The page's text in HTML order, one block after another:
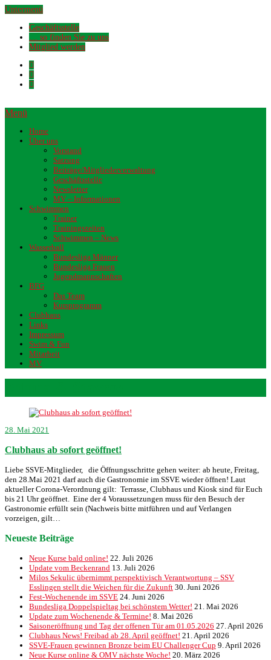
Untermenü
Geschäftsstelle
… so finden Sie zu uns
Mitglied werden
Menü
Home
Über uns
Vorstand
Satzung
Beiträge/Mitgliederverwaltung
Geschäftsstelle
Newsletter
MV – Informationen
Schwimmen
Trainer
Trainingszeiten
Schwimmen – News
Wasserball
Bundesliga Männer
Bundesliga Frauen
Jugendmannschaften
BFG
Das Team
Kursprogramm
Clubhaus
Links
Impressum
Swim & Fun
Mitarbeit
MV
28. Mai 2021
Clubhaus ab sofort geöffnet!
Liebe SSVE-Mitglieder, die Öffnungsschritte gehen weiter: ab heute, Freitag,
den 28.Mai 2021 darf auch die Gastronomie im SSVE wieder öffnen! Laut
aktueller Corona-Verordnung gilt: Terrasse, Clubhaus und Kiosk sind für Euch
bis 21 Uhr geöffnet. Eine der 4 Voraussetzungen muss für den Besuch der
Gastronomie erfüllt sein (Nachweis bitte mitführen und auf Verlangen
vorzeigen, gilt…
Neueste Beiträge
Neue Kurse bald online! 22. Juli 2026
Update vom Beckenrand 13. Juli 2026
Milos Sekulic übernimmt perspektivisch Verantwortung – SSV
Esslingen stellt die Weichen für die Zukunft 30. Juni 2026
Fest-Wochenende im SSVE 24. Juni 2026
Bundesliga Doppelspieltag bei schönstem Wetter! 21. Mai 2026
Update zum Wochenende & Termine! 8. Mai 2026
Saisoneröffnung und Tag der offenen Tür am 01.05.2026 27. April 2026
Clubhaus News! Freibad ab 28. April geöffnet! 21. April 2026
SSVE-Frauen gewinnen Bronze beim EU Challenger Cup 9. April 2026
Neue Kurse online & OMV nächste Woche! 20. März 2026